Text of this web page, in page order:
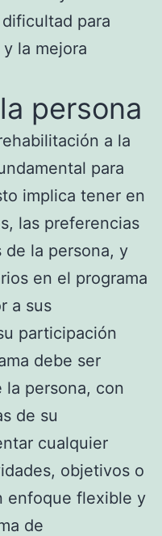
para
la mejora
persona
a la
para
implica tener en
las preferencias
la persona, y
en el programa
a sus
participación
debe ser
la persona, con
de su
cualquier
objetivos o
enfoque flexible y
de